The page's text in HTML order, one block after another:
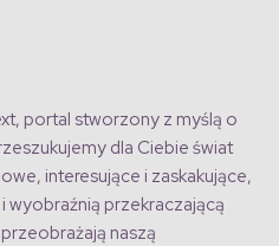
portal stworzony z myślą o
dla Ciebie świat
interesujące i zaskakujące,
wyobraźnią przekraczającą
naszą